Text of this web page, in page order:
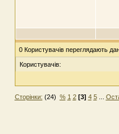
0 Користувачів переглядають
Користувачів:
Сторінки: (24) % 1 2 [3] 4 5...